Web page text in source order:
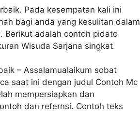
Pada kesempatan kali ini
bagi anda yang kesulitan dalam
Berikut adalah contoh pidato
Wisuda Sarjana singkat.
– Assalamualaikum sobat
saat ini dengan judul Contoh Mc
mempersiapkan dan
dan refernsi. Contoh teks